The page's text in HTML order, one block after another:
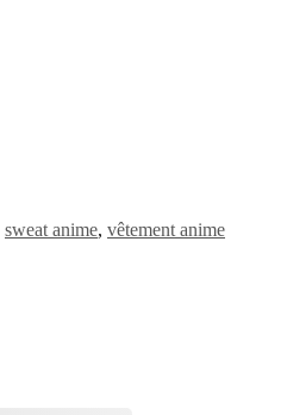
sweat anime, vêtement anime